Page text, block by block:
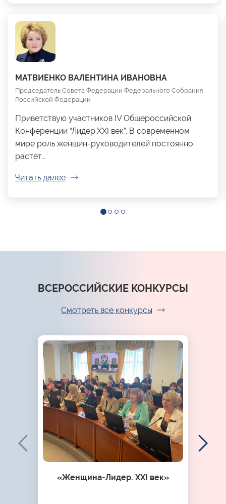
МАТВИЕНКО ВАЛЕНТИНА ИВАНОВНА
Председатель Совета Федерации Федерального Собрания
Российской Федерации
Приветствую участников IV Общероссийской
Конференции “Лидер.XXI век”. В современном
мире роль женщин-руководителей постоянно
растёт…
Читать далее
ВСЕРОССИЙСКИЕ КОНКУРСЫ
Смотреть все конкурсы
«Женщина-Лидер. XXI век»